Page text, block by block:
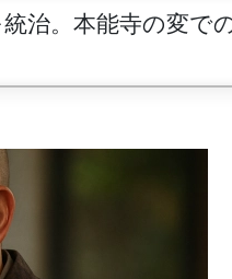
治。本能寺の変で